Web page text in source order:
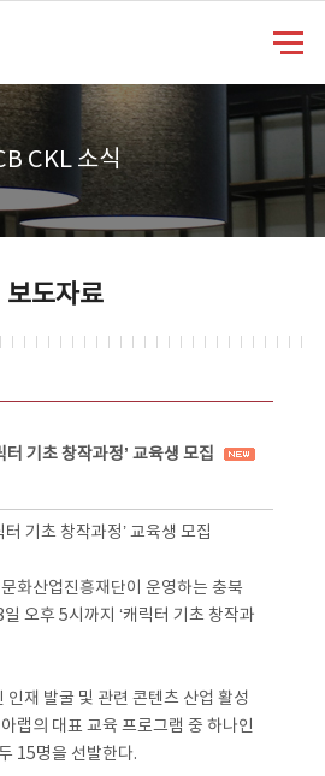
CKL 소식
보도자료
기초 창작과정’ 교육생 모집
기초 창작과정’ 교육생 모집
화산업진흥재단이 운영하는 충북
오후 5시까지 ‘캐릭터 기초 창작과
인재 발굴 및 관련 콘텐츠 산업 활성
랩의 대표 교육 프로그램 중 하나인
15명을 선발한다.